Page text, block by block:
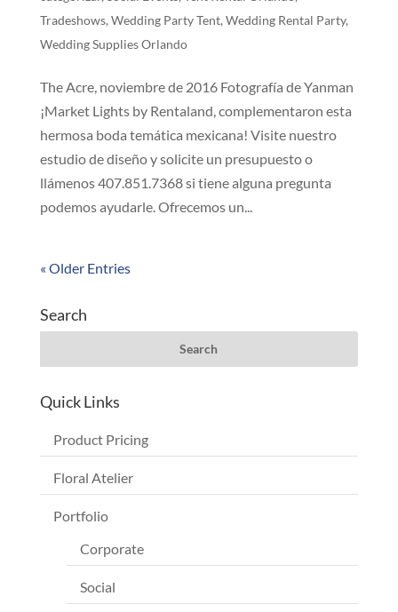
Tradeshows, Wedding Party Tent, Wedding Rental Party,
Wedding Supplies Orlando
The Acre, noviembre de 2016 Fotografía de Yanman
¡Market Lights by Rentaland, complementaron esta
hermosa boda temática mexicana! Visite nuestro
estudio de diseño y solicite un presupuesto o
llámenos 407.851.7368 si tiene alguna pregunta
podemos ayudarle. Ofrecemos un...
« Older Entries
Search
Quick Links
Product Pricing
Floral Atelier
Portfolio
Corporate
Social